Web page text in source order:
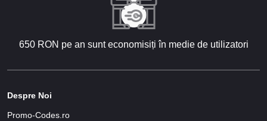
650 RON pe an sunt economisiți în medie de utilizatori
Despre Noi
Promo-Codes.ro